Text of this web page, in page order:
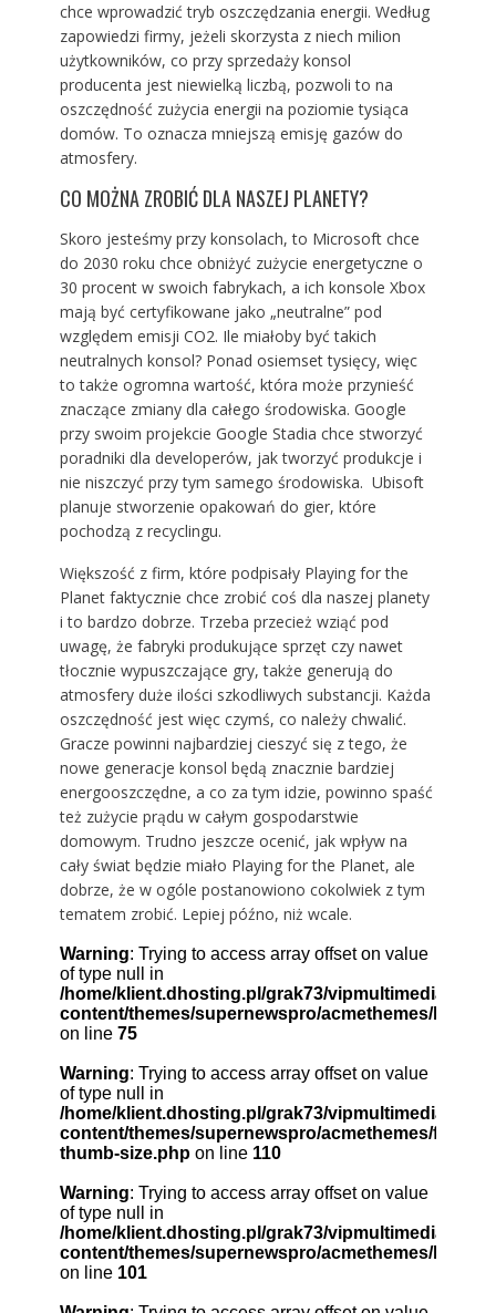
chce wprowadzić tryb oszczędzania energii. Według
zapowiedzi firmy, jeżeli skorzysta z niech milion
użytkowników, co przy sprzedaży konsol
producenta jest niewielką liczbą, pozwoli to na
oszczędność zużycia energii na poziomie tysiąca
domów. To oznacza mniejszą emisję gazów do
atmosfery.
CO MOŻNA ZROBIĆ DLA NASZEJ PLANETY?
Skoro jesteśmy przy konsolach, to Microsoft chce
do 2030 roku chce obniżyć zużycie energetyczne o
30 procent w swoich fabrykach, a ich konsole Xbox
mają być certyfikowane jako „neutralne” pod
względem emisji CO2. Ile miałoby być takich
neutralnych konsol? Ponad osiemset tysięcy, więc
to także ogromna wartość, która może przynieść
znaczące zmiany dla całego środowiska. Google
przy swoim projekcie Google Stadia chce stworzyć
poradniki dla developerów, jak tworzyć produkcje i
nie niszczyć przy tym samego środowiska. Ubisoft
planuje stworzenie opakowań do gier, które
pochodzą z recyclingu.
Większość z firm, które podpisały Playing for the
Planet faktycznie chce zrobić coś dla naszej planety
i to bardzo dobrze. Trzeba przecież wziąć pod
uwagę, że fabryki produkujące sprzęt czy nawet
tłocznie wypuszczające gry, także generują do
atmosfery duże ilości szkodliwych substancji. Każda
oszczędność jest więc czymś, co należy chwalić.
Gracze powinni najbardziej cieszyć się z tego, że
nowe generacje konsol będą znacznie bardziej
energooszczędne, a co za tym idzie, powinno spaść
też zużycie prądu w całym gospodarstwie
domowym. Trudno jeszcze ocenić, jak wpływ na
cały świat będzie miało Playing for the Planet, ale
dobrze, że w ogóle postanowiono cokolwiek z tym
tematem zrobić. Lepiej późno, niż wcale.